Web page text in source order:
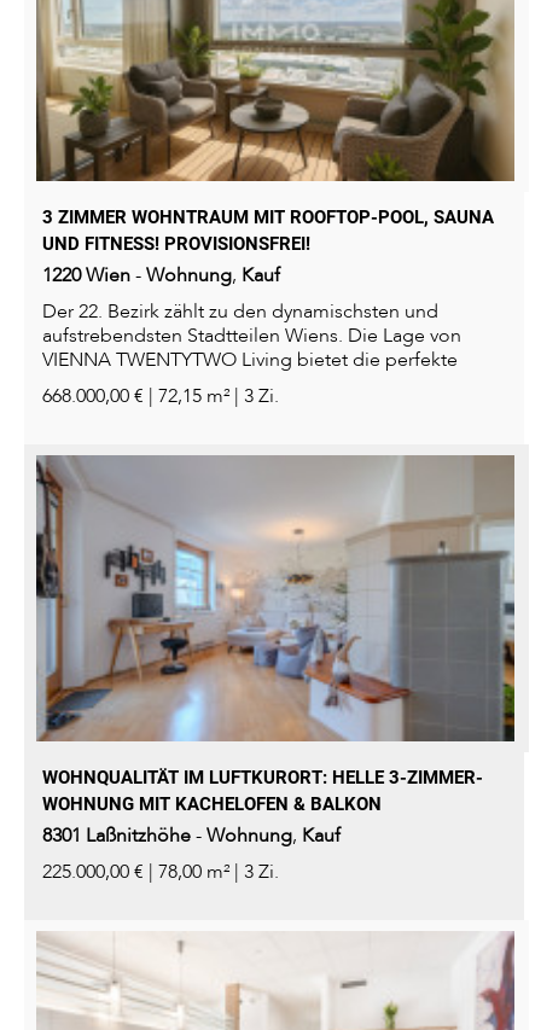
3 ZIMMER WOHNTRAUM MIT ROOFTOP-POOL, SAUNA
UND FITNESS! PROVISIONSFREI!
1220Wien-Wohnung, Kauf
Der 22. Bezirk zählt zu den dynamischsten und
aufstrebendsten Stadtteilen Wiens. Die Lage von
VIENNA TWENTYTWO Living bietet die perfekte
Mischung aus...
668.000,00 € | 72,15 m² | 3 Zi.
WOHNQUALITÄT IM LUFTKURORT: HELLE 3-ZIMMER-
WOHNUNG MIT KACHELOFEN & BALKON
8301 Laßnitzhöhe-Wohnung, Kauf
225.000,00 € | 78,00 m² | 3 Zi.